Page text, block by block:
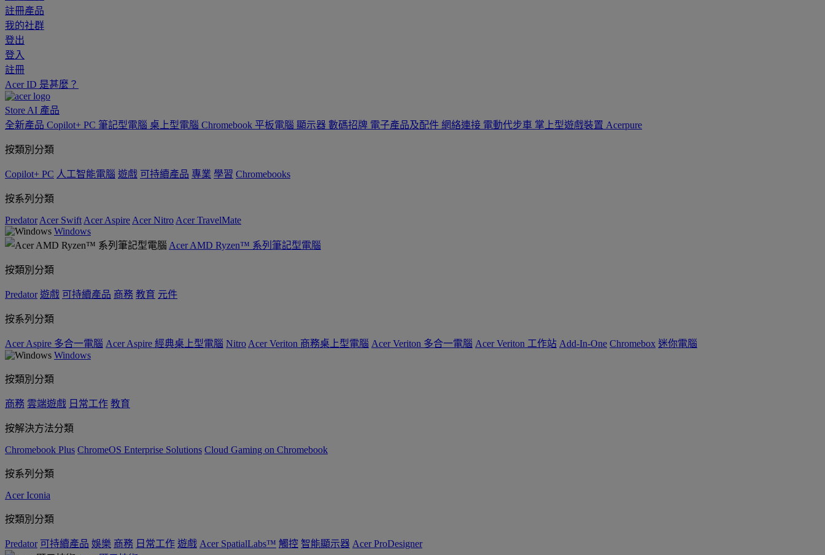
註冊產品
我的社群
登出
登入
註冊
Acer ID 是甚麼？
Store AI 產品
全新產品 Copilot+ PC 筆記型電腦 桌上型電腦 Chromebook 平板電腦 顯示器 數碼招牌 電子產品及配件 網絡連接 電動代步車 掌上型遊戲裝置 Acerpure
按類別分類
Copilot+ PC 人工智能電腦 遊戲 可持續產品 專業 學習 Chromebooks
按系列分類
Predator Acer Swift Acer Aspire Acer Nitro Acer TravelMate
Windows
Acer AMD Ryzen™ 系列筆記型電腦
按類別分類
Predator 遊戲 可持續產品 商務 教育 元件
按系列分類
Acer Aspire 多合一電腦 Acer Aspire 經典桌上型電腦 Nitro Acer Veriton 商務桌上型電腦 Acer Veriton 多合一電腦 Acer Veriton 工作站 Add-In-One Chromebox 迷你電腦
Windows
按類別分類
商務 雲端遊戲 日常工作 教育
按解決方法分類
Chromebook Plus ChromeOS Enterprise Solutions Cloud Gaming on Chromebook
按系列分類
Acer Iconia
按類別分類
Predator 可持續產品 娛樂 商務 日常工作 遊戲 Acer SpatialLabs™ 觸控 智能顯示器 Acer ProDesigner